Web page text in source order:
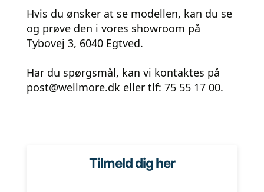
Hvis du ønsker at se modellen, kan du se
og prøve den i vores showroom på
Tybovej 3, 6040 Egtved.
Har du spørgsmål, kan vi kontaktes på
post@wellmore.dkeller tlf: 75 55 17 00.
Tilmeld dig her